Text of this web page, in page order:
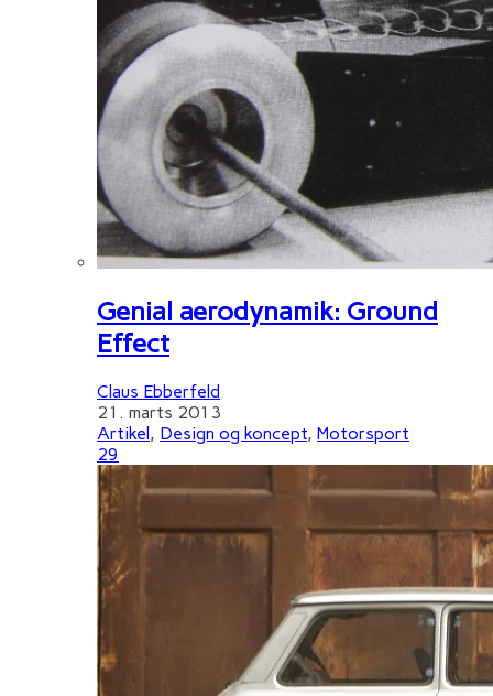
Genial aerodynamik: Ground
Effect
Claus Ebberfeld
21. marts 2013
Artikel, Design og koncept, Motorsport
29